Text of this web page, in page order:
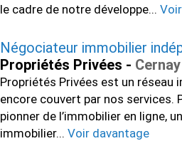
le cadre de notre développe...
Négociateur immobilier
Propriétés Privées -
Propriétés Privées est un réseau
encore couvert par nos services.
pionner de l’immobilier en ligne,
immobilier... Voir davantage